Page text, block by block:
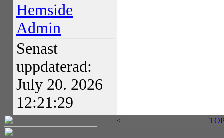
Hemside
Admin
Senast
uppdaterad:
July 20. 2026
12:21:29
<